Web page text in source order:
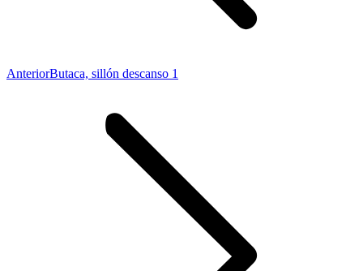
AnteriorProyecto
Butaca, sillón descanso 1